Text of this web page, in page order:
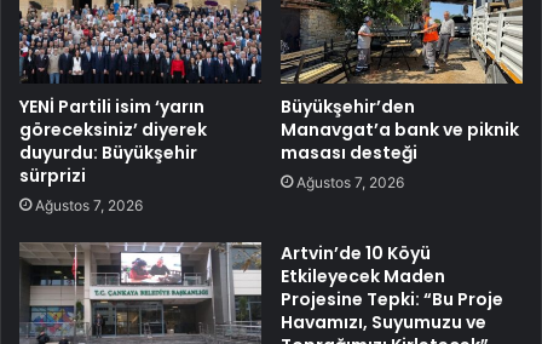
YENİ Partili isim ‘yarın
göreceksiniz’ diyerek
duyurdu: Büyükşehir
sürprizi
Ağustos 7, 2026
Büyükşehir’den
Manavgat’a bank ve piknik
masası desteği
Ağustos 7, 2026
Artvin’de 10 Köyü
Etkileyecek Maden
Projesine Tepki: “Bu Proje
Havamızı, Suyumuzu ve